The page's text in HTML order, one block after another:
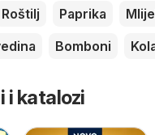
Roštilj Paprika
Bomboni
i katalozi